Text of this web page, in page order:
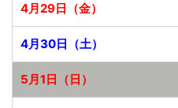
4月29日（金）
4月30日（土）
5月1日（日）